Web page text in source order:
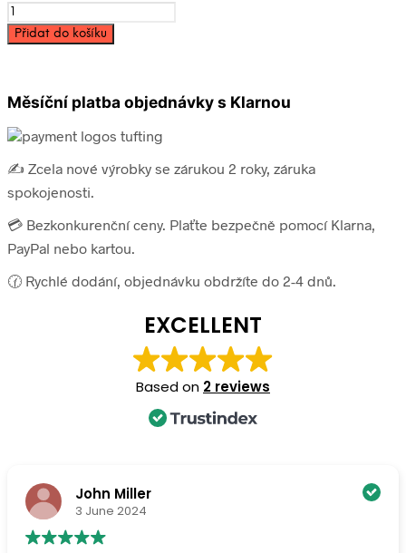
Akrylová
kobercová
příze
-
množství
Přidat do košíku
Měsíční platba objednávky s Klarnou
✍️ Zcela nové výrobky se zárukou 2 roky, záruka
spokojenosti.
💳 Bezkonkurenční ceny. Plaťte bezpečně pomocí Klarna,
PayPal nebo kartou.
🕜 Rychlé dodání, objednávku obdržíte do 2-4 dnů.
EXCELLENT
Based on 2 reviews
John Miller
3 June 2024